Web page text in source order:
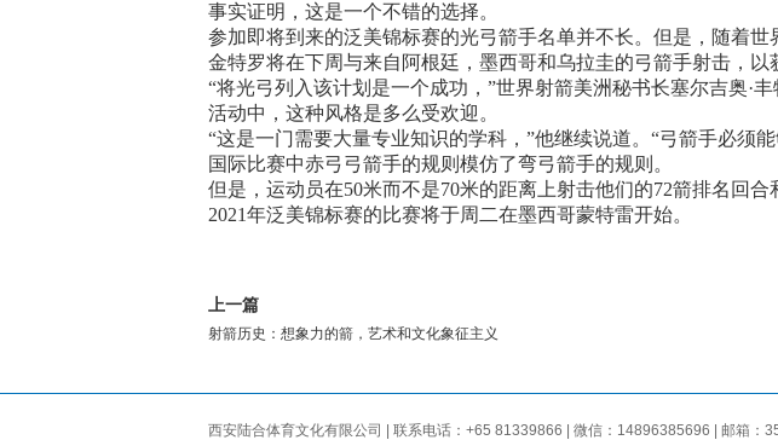
事实证明，这是一个不错的选择。
参加即将到来的泛美锦标赛的光弓箭手名单并不长。但是，随着
金特罗将在下周与来自阿根廷，墨西哥和乌拉圭的弓箭手射击，以
“将光弓列入该计划是一个成功，”世界射箭美洲秘书长塞尔吉奥·
活动中，这种风格是多么受欢迎。
“这是一门需要大量专业知识的学科，”他继续说道。“弓箭手必须
国际比赛中赤弓弓箭手的规则模仿了弯弓箭手的规则。
但是，运动员在50米而不是70米的距离上射击他们的72箭排名回
2021年泛美锦标赛的比赛将于周二在墨西哥蒙特雷开始。
上一篇
射箭历史：想象力的箭，艺术和文化象征主义
西安陆合体育文化有限公司 | 联系电话：+65 81339866 | 微信：14896385696 | 邮箱：